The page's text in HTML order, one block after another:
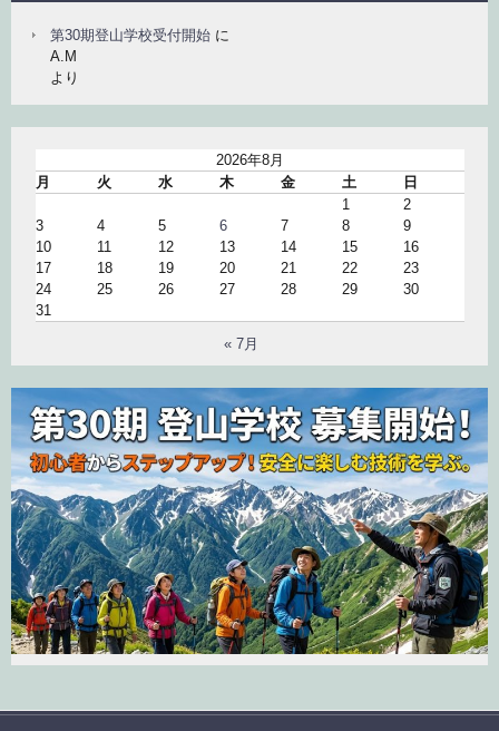
第30期登山学校受付開始 に
A.M
より
2026年8月
月
火 水 木 金 土
日
1
2
3
4 5 6 7 8
9
10
11 12 13 14 15
16
17
18 19 20 21 22
23
24
25 26 27 28 29
30
31
« 7月